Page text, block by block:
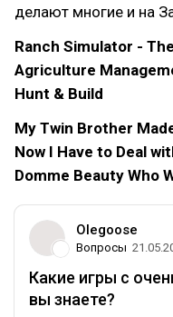
делают многие и на
Ranch Simulator -
Agriculture
Hunt & Build
My Twin Brother
Now I Have to Deal
Domme Beauty Who
Olegoose
Вопросы
Какие игры с
вы знаете?